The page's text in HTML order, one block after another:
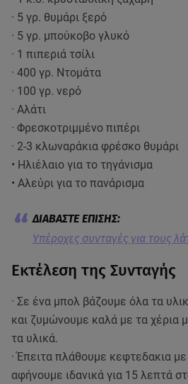
· 5 γρ. θυμάρι ξερό
· 5 γρ. μπούκοβο γλυκό
· 1 πιπεριά τσίλι
· 400 γρ. Ντομάτα
· 100 γρ. νερό
· Αλάτι
· Φρεσκοτριμμένο πιπέρι
· 2-3 κλωναράκια φρέσκο θυμάρι
• Ηλιέλαιο για το τηγάνισμα
• Αλεύρι για το πανάρισμα
Υπέροχες συνταγές για τους
Εκτέλεση της Συνταγής
· Σε ένα μπολ βάζουμε όλα τα
και ζυμώνουμε καλά με τα χέρια
τα υλικά.
· Έπειτα πλάθουμε κεφτεδακια
αφήνουμε ιδανικά για 15 λεπτά